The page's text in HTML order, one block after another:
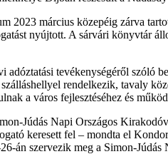
2023 március közepéig zárva
nyújtott. A sárvári könyvtár
tevékenységéről szóló
rendelkezik, tavaly
a város fejlesztéséhez és
Júdás Napi Országos
keresett fel – mondta el
án szervezik meg a Simon-